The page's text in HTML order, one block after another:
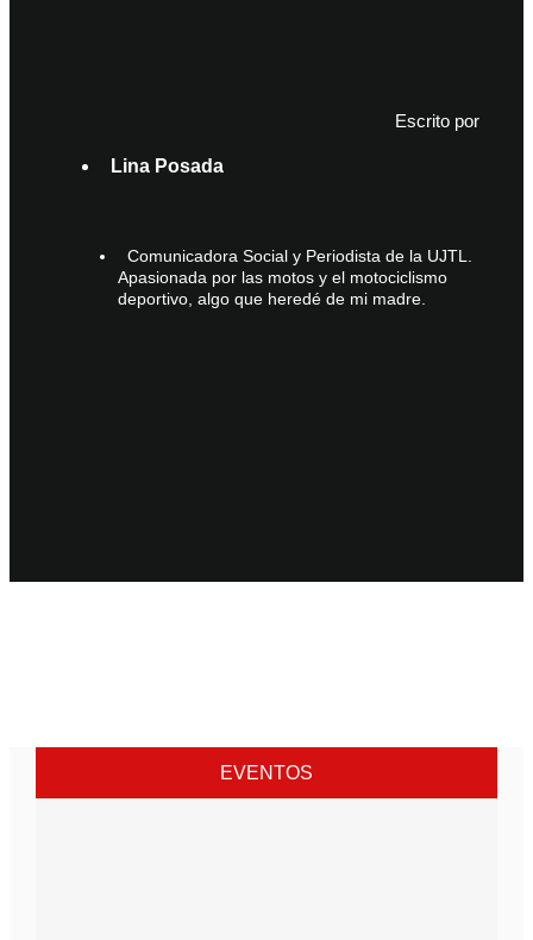
Escrito por
Lina Posada
Comunicadora Social y Periodista de la UJTL.
Apasionada por las motos y el motociclismo
deportivo, algo que heredé de mi madre.
EVENTOS